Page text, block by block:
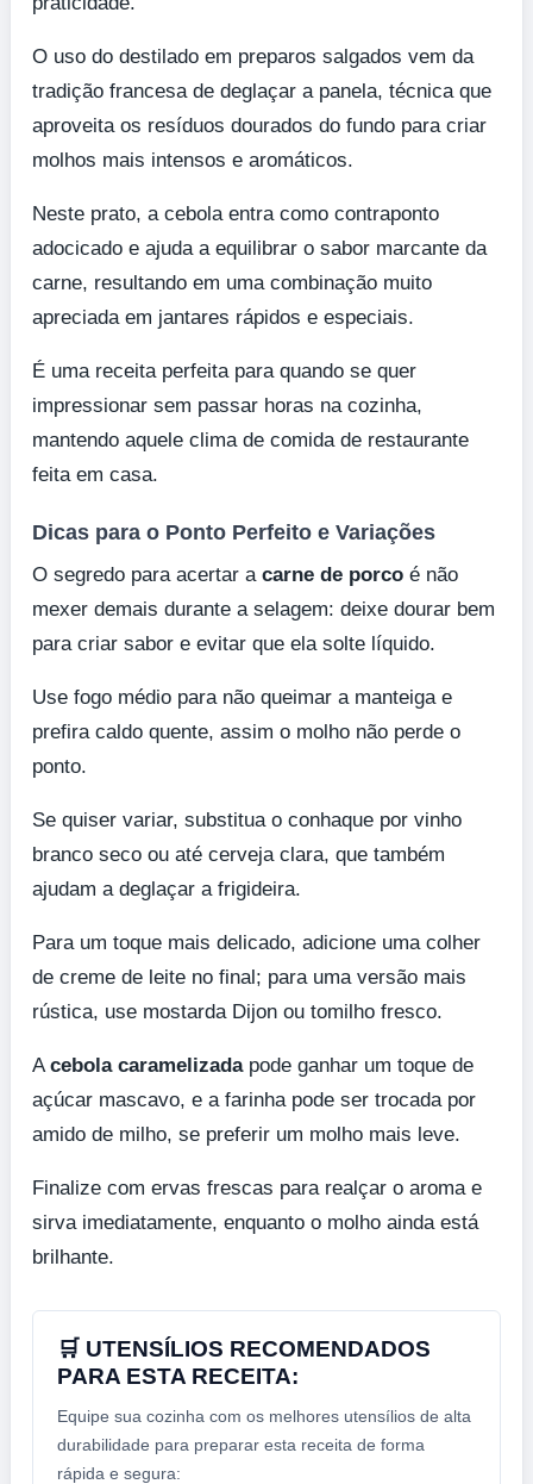
O uso do destilado em preparos salgados vem da
tradição francesa de deglaçar a panela, técnica que
aproveita os resíduos dourados do fundo para criar
molhos mais intensos e aromáticos.
Neste prato, a cebola entra como contraponto
adocicado e ajuda a equilibrar o sabor marcante da
carne, resultando em uma combinação muito
apreciada em jantares rápidos e especiais.
É uma receita perfeita para quando se quer
impressionar sem passar horas na cozinha,
mantendo aquele clima de comida de restaurante
feita em casa.
Dicas para o Ponto Perfeito e Variações
O segredo para acertar a carne de porco é não
mexer demais durante a selagem: deixe dourar bem
para criar sabor e evitar que ela solte líquido.
Use fogo médio para não queimar a manteiga e
prefira caldo quente, assim o molho não perde o
ponto.
Se quiser variar, substitua o conhaque por vinho
branco seco ou até cerveja clara, que também
ajudam a deglaçar a frigideira.
Para um toque mais delicado, adicione uma colher
de creme de leite no final; para uma versão mais
rústica, use mostarda Dijon ou tomilho fresco.
Acebola caramelizadapode ganhar um toque de
açúcar mascavo, e a farinha pode ser trocada por
amido de milho, se preferir um molho mais leve.
Finalize com ervas frescas para realçar o aroma e
sirva imediatamente, enquanto o molho ainda está
brilhante.
🛒 UTENSÍLIOS RECOMENDADOS
PARA ESTA RECEITA:
Equipe sua cozinha com os melhores utensílios de alta
durabilidade para preparar esta receita de forma
rápida e segura: